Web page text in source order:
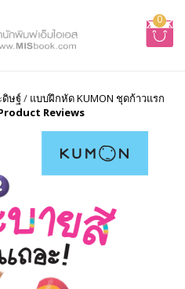
0
ดิษฐ์/ แบบฝึกหัด KUMON ชุดก้าวแรก
Reviews